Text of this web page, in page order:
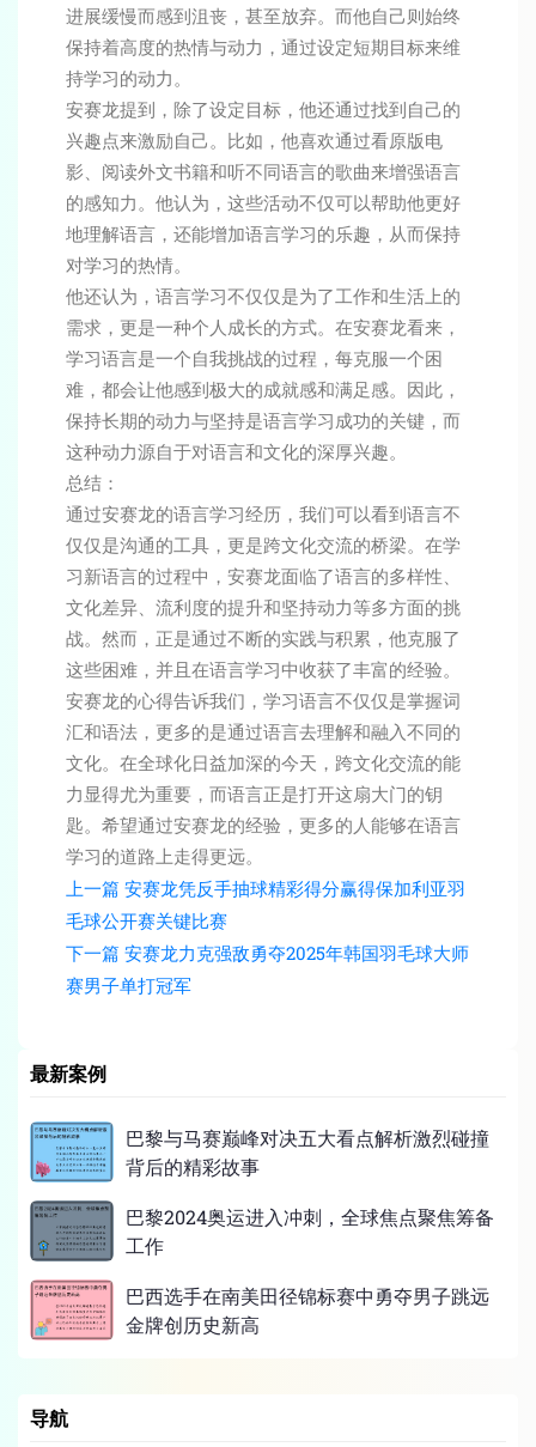
进展缓慢而感到沮丧，甚至放弃。而他自己则始终
保持着高度的热情与动力，通过设定短期目标来维
持学习的动力。
安赛龙提到，除了设定目标，他还通过找到自己的
兴趣点来激励自己。比如，他喜欢通过看原版电
影、阅读外文书籍和听不同语言的歌曲来增强语言
的感知力。他认为，这些活动不仅可以帮助他更好
地理解语言，还能增加语言学习的乐趣，从而保持
对学习的热情。
他还认为，语言学习不仅仅是为了工作和生活上的
需求，更是一种个人成长的方式。在安赛龙看来，
学习语言是一个自我挑战的过程，每克服一个困
难，都会让他感到极大的成就感和满足感。因此，
保持长期的动力与坚持是语言学习成功的关键，而
这种动力源自于对语言和文化的深厚兴趣。
总结：
通过安赛龙的语言学习经历，我们可以看到语言不
仅仅是沟通的工具，更是跨文化交流的桥梁。在学
习新语言的过程中，安赛龙面临了语言的多样性、
文化差异、流利度的提升和坚持动力等多方面的挑
战。然而，正是通过不断的实践与积累，他克服了
这些困难，并且在语言学习中收获了丰富的经验。
安赛龙的心得告诉我们，学习语言不仅仅是掌握词
汇和语法，更多的是通过语言去理解和融入不同的
文化。在全球化日益加深的今天，跨文化交流的能
力显得尤为重要，而语言正是打开这扇大门的钥
匙。希望通过安赛龙的经验，更多的人能够在语言
学习的道路上走得更远。
上一篇 安赛龙凭反手抽球精彩得分赢得保加利亚羽
毛球公开赛关键比赛
下一篇 安赛龙力克强敌勇夺2025年韩国羽毛球大师
赛男子单打冠军
最新案例
巴黎与马赛巅峰对决五大看点解析激烈碰撞
背后的精彩故事
巴黎2024奥运进入冲刺，全球焦点聚焦筹备
工作
巴西选手在南美田径锦标赛中勇夺男子跳远
金牌创历史新高
导航